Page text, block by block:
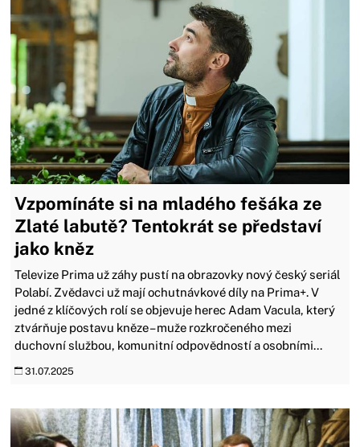
Vzpomínáte si na mladého fešáka ze
Zlaté labutě? Tentokrát se představí
jako kněz
Televize Prima už záhy pustí na obrazovky nový český seriál
Polabí. Zvědavci už mají ochutnávkové díly na Prima+. V
jedné z klíčových rolí se objevuje herec Adam Vacula, který
ztvárňuje postavu kněze – muže rozkročeného mezi
duchovní službou, komunitní odpovědností a osobními...
31.07.2025